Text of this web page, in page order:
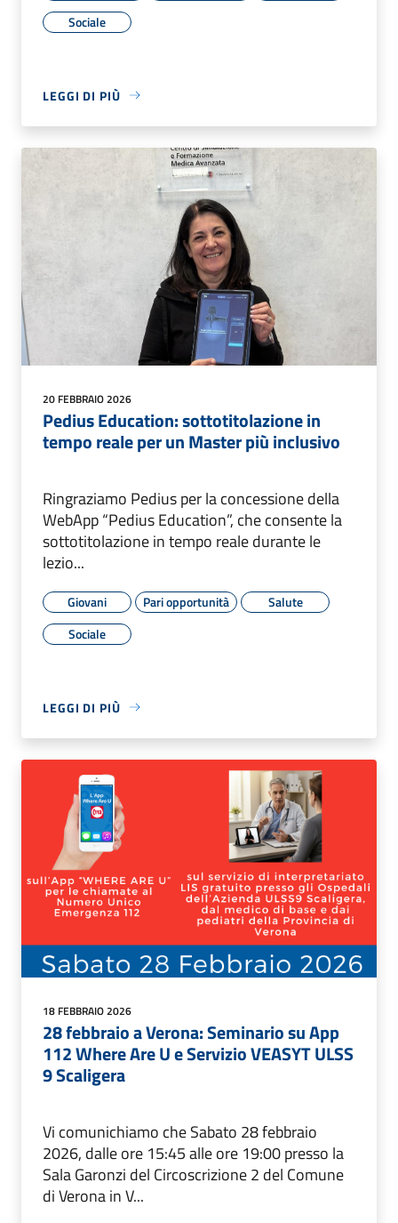
Sociale
LEGGI DI PIÙ
20 FEBBRAIO 2026
Pedius Education: sottotitolazione in
tempo reale per un Master più inclusivo
Ringraziamo Pedius per la concessione della
WebApp “Pedius Education”, che consente la
sottotitolazione in tempo reale durante le
lezio...
Giovani Pari opportunità
Salute
Sociale
LEGGI DI PIÙ
18 FEBBRAIO 2026
28 febbraio a Verona: Seminario su App
112 Where Are U e Servizio VEASYT ULSS
9 Scaligera
Vi comunichiamo che Sabato 28 febbraio
2026, dalle ore 15:45 alle ore 19:00 presso la
Sala Garonzi del Circoscrizione 2 del Comune
di Verona in V...